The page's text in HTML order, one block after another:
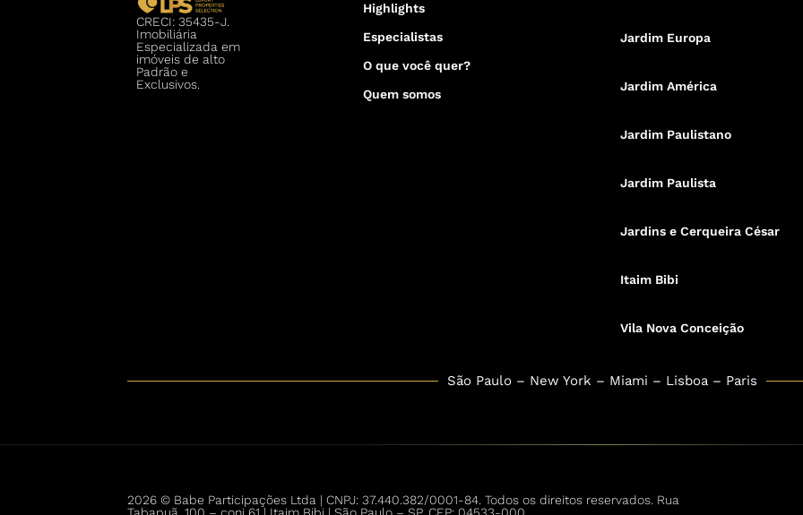
CRECI: 35435-J.
Imobiliária
Especializada em
imóveis de alto
Padrão e
Exclusivos.
Highlights
Especialistas
O que você quer?
Quem somos
Jardim Europa
Jardim América
Jardim Paulistano
Jardim Paulista
Jardins e Cerqueira César
Itaim Bibi
Vila Nova Conceição
São Paulo – New York – Miami – Lisboa – Paris
2026 © Babe Participações Ltda | CNPJ: 37.440.382/0001-84. Todos os direitos reservados. Rua